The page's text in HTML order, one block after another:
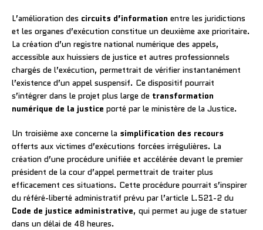
L’amélioration des circuits d’information entre les juridictions
et les organes d’exécution constitue un deuxième axe prioritaire.
La création d’un registre national numérique des appels,
accessible aux huissiers de justice et autres professionnels
chargés de l’exécution, permettrait de vérifier instantanément
l’existence d’un appel suspensif. Ce dispositif pourrait
s’intégrer dans le projet plus large de transformation
numérique de la justice porté par le ministère de la Justice.
Un troisième axe concerne la simplification des recours
offerts aux victimes d’exécutions forcées irrégulières. La
création d’une procédure unifiée et accélérée devant le premier
président de la cour d’appel permettrait de traiter plus
efficacement ces situations. Cette procédure pourrait s’inspirer
du référé-liberté administratif prévu par l’article L.521-2 du
Code de justice administrative, qui permet au juge de statuer
dans un délai de 48 heures.